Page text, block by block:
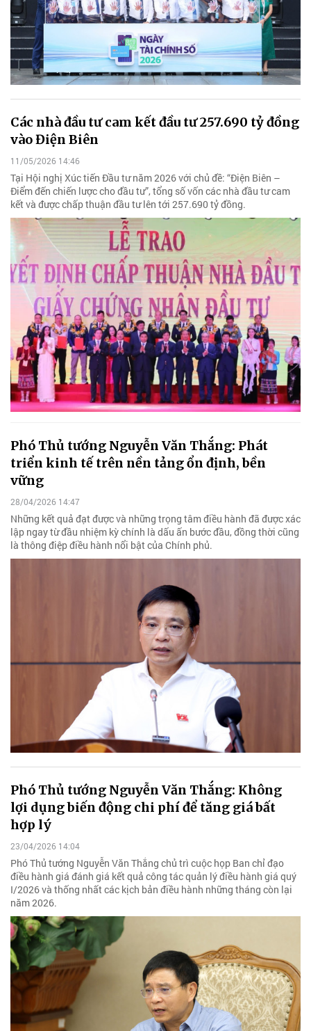
Các nhà đầu tư cam kết đầu tư 257.690 tỷ đồng
vào Điện Biên
11/05/2026 14:46
Tại Hội nghị Xúc tiến Đầu tư năm 2026 với chủ đề: “Điện Biên –
Điểm đến chiến lược cho đầu tư”, tổng số vốn các nhà đầu tư cam
kết và được chấp thuận đầu tư lên tới 257.690 tỷ đồng.
Phó Thủ tướng Nguyễn Văn Thắng: Phát
triển kinh tế trên nền tảng ổn định, bền
vững
28/04/2026 14:47
Những kết quả đạt được và những trọng tâm điều hành đã được xác
lập ngay từ đầu nhiệm kỳ chính là dấu ấn bước đầu, đồng thời cũng
là thông điệp điều hành nổi bật của Chính phủ.
Phó Thủ tướng Nguyễn Văn Thắng: Không
lợi dụng biến động chi phí để tăng giá bất
hợp lý
23/04/2026 14:04
Phó Thủ tướng Nguyễn Văn Thắng chủ trì cuộc họp Ban chỉ đạo
điều hành giá đánh giá kết quả công tác quản lý điều hành giá quý
I/2026 và thống nhất các kịch bản điều hành những tháng còn lại
năm 2026.